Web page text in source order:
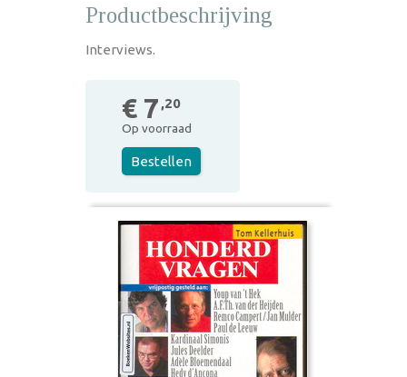
Productbeschrijving
Interviews.
€ 7 ,20
Op voorraad
Bestellen